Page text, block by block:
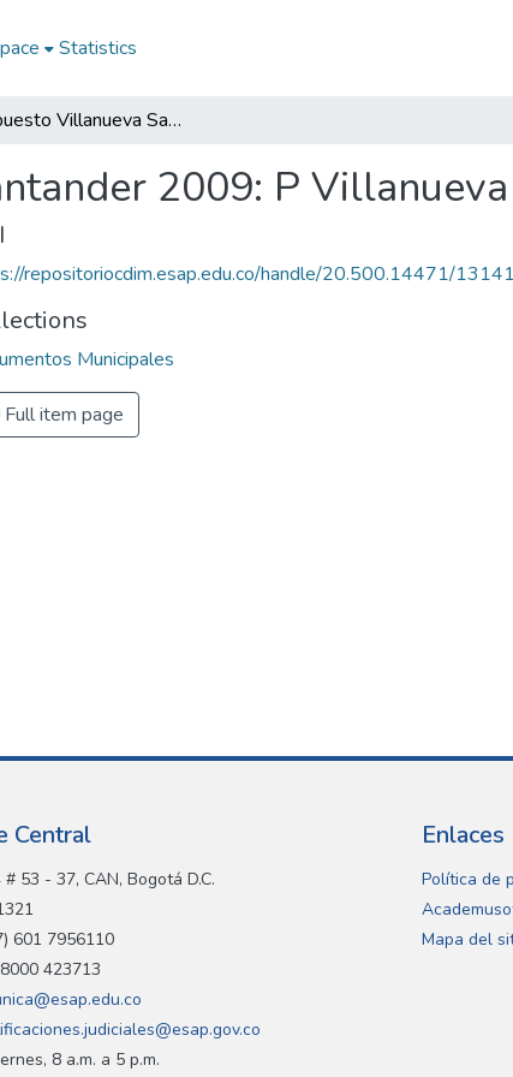
Statistics
Presupuesto Villanueva Santander 2009: P Villanueva Santander 2009
2009: P
repositoriocdim.esap.edu.co/handle/20.500.14471/13141
Municipales
Full item page
Central
53 - 37, CAN, Bogotá D.C.
601 7956110
423713
8 a.m. a 5 p.m.
Enlaces
Política de
Mapa del